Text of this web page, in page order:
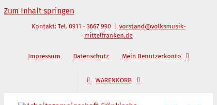
Zum Inhalt springen
Kontakt: Tel. 0911 - 3667 990
vorstand@volksmusik-
mittelfranken.de
Impressum Datenschutz Mein Benutzerkonto
WARENKORB